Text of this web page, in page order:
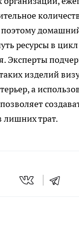
поэтому
ресурсы в цикл
Эксперты
изделий
а
лишних трат.